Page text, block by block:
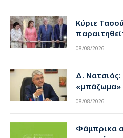
Κύριε
08/08/2026
Δ. Νατσιός:
08/08/2026
Φάμπρικα